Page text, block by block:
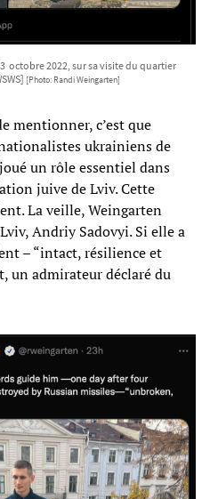
octobre 2022, sur sa visite du quartier
[Photo: Randi Weingarten]
mentionner, c’est que
ukrainiens de
un rôle essentiel dans
juive de Lviv. Cette
La veille, Weingarten
Andriy Sadovyi. Si elle a
– “intact, résilience et
un admirateur déclaré du